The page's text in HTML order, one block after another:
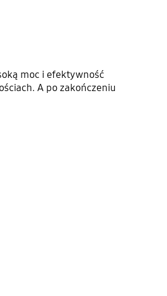
moc i efektywność
A po zakończeniu